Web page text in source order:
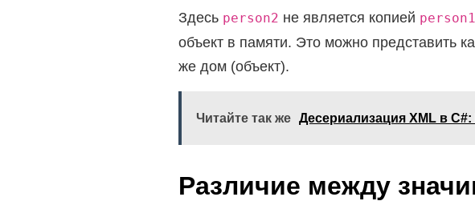
Здесь person2 не является копией person1
объект в памяти. Это можно представить
же дом (объект).
Читайте так же Десериализация XML в
Различие между